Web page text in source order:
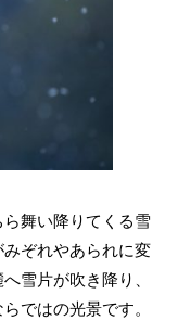
舞い降りてくる雪
ぞれやあられに変
雪片が吹き降り、
ではの光景です。